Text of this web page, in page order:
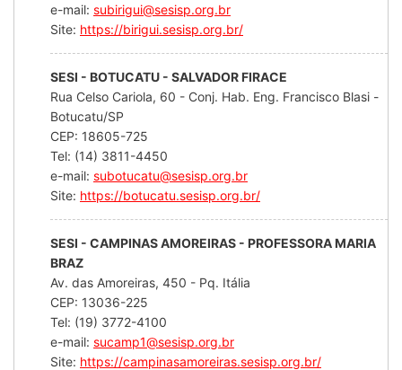
e-mail: subirigui@sesisp.org.br
Site: https://birigui.sesisp.org.br/
SESI - BOTUCATU - SALVADOR FIRACE
Rua Celso Cariola, 60 - Conj. Hab. Eng. Francisco Blasi -
Botucatu/SP
CEP: 18605-725
Tel: (14) 3811-4450
e-mail: subotucatu@sesisp.org.br
Site: https://botucatu.sesisp.org.br/
SESI - CAMPINAS AMOREIRAS - PROFESSORA MARIA
BRAZ
Av. das Amoreiras, 450 - Pq. Itália
CEP: 13036-225
Tel: (19) 3772-4100
e-mail: sucamp1@sesisp.org.br
Site: https://campinasamoreiras.sesisp.org.br/